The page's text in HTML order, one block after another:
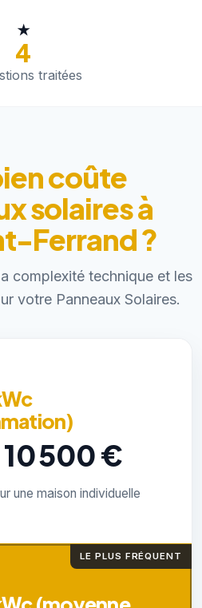
★
4
traitées
coûte
solaires à
Ferrand ?
complexité technique et les
votre Panneaux Solaires.
500 €
une maison individuelle
LE PLUS FRÉQUENT